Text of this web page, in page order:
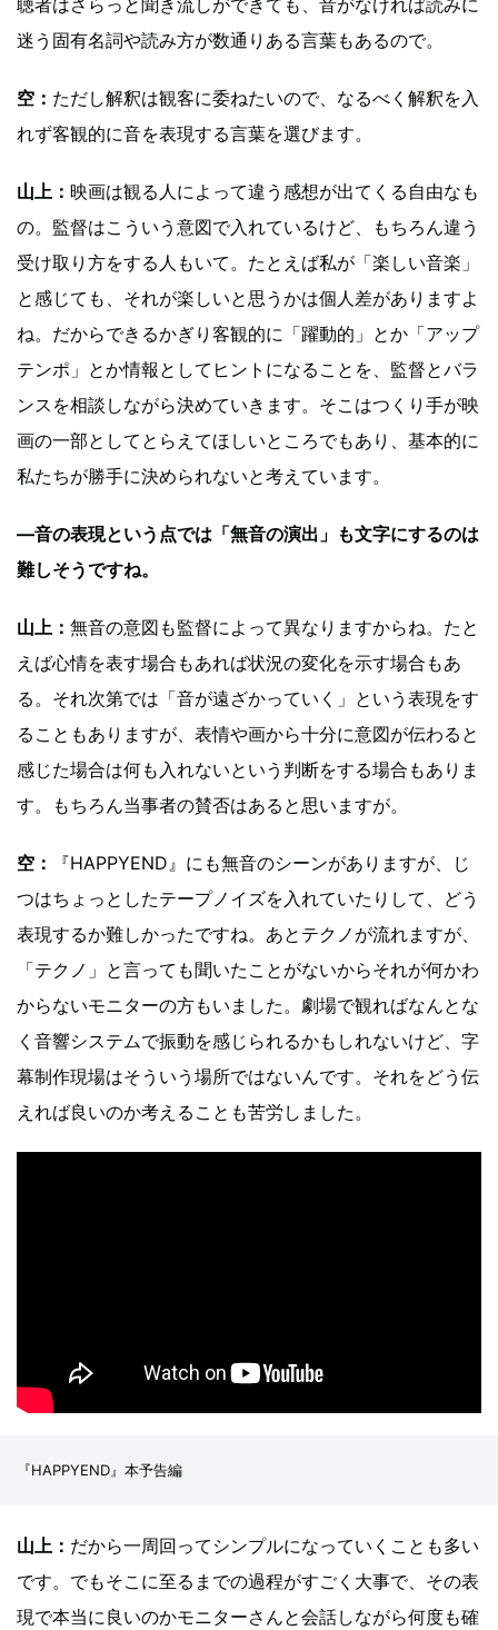
迷う固有名詞や読み方が数通りある言葉もあるので。
空： ただし解釈は観客に委ねたいので、なるべく解釈を入
れず客観的に音を表現する言葉を選びます。
山上： 映画は観る人によって違う感想が出てくる自由なも
の。監督はこういう意図で入れているけど、もちろん違う
受け取り方をする人もいて。たとえば私が「楽しい音楽」
と感じても、それが楽しいと思うかは個人差がありますよ
ね。だからできるかぎり客観的に「躍動的」とか「アップ
テンポ」とか情報としてヒントになることを、監督とバラ
ンスを相談しながら決めていきます。そこはつくり手が映
画の一部としてとらえてほしいところでもあり、基本的に
私たちが勝手に決められないと考えています。
—音の表現という点では「無音の演出」も文字にするのは
難しそうですね。
山上： 無音の意図も監督によって異なりますからね。たと
えば心情を表す場合もあれば状況の変化を示す場合もあ
る。それ次第では「音が遠ざかっていく」という表現をす
ることもありますが、表情や画から十分に意図が伝わると
感じた場合は何も入れないという判断をする場合もありま
す。もちろん当事者の賛否はあると思いますが。
空：
『HAPPYEND』にも無音のシーンがありますが、じ
つはちょっとしたテープノイズを入れていたりして、どう
表現するか難しかったですね。あとテクノが流れますが、
「テクノ」と言っても聞いたことがないからそれが何かわ
からないモニターの方もいました。劇場で観ればなんとな
く音響システムで振動を感じられるかもしれないけど、字
幕制作現場はそういう場所ではないんです。それをどう伝
えれば良いのか考えることも苦労しました。
『HAPPYEND』本予告編
山上： だから一周回ってシンプルになっていくことも多い
です。でもそこに至るまでの過程がすごく大事で、その表
現で本当に良いのかモニターさんと会話しながら何度も確